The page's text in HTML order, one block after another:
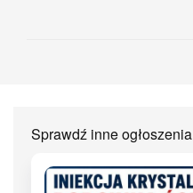
Sprawdź inne ogłoszenia